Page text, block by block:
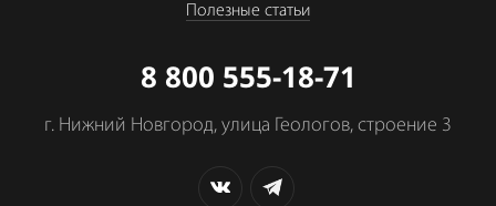
Полезные статьи
8 800 555-18-71
г. Нижний Новгород, улица Геологов, строение 3